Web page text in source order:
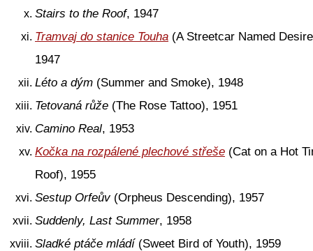
Stairs to the Roof, 1947
Tramvaj do stanice Touha (A Streetcar Named
1947
Léto a dým (Summer and Smoke), 1948
Tetovaná růže (The Rose Tattoo), 1951
Camino Real, 1953
Kočka na rozpálené plechové střeše (Cat on a Hot
Roof), 1955
Sestup Orfeův (Orpheus Descending), 1957
Suddenly, Last Summer, 1958
Sladké ptáče mládí(Sweet Bird of Youth), 1959